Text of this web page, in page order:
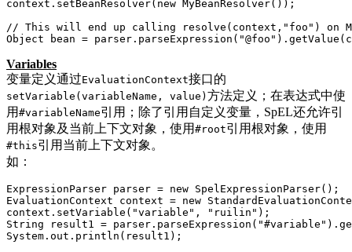
context.setBeanResolver(new MyBeanResolver());
// This will end up calling resolve(context,"foo") on
Object bean =
Variables
变量定义通过EvaluationContext接口的
setVariable(variableName, value) 方法定义；在表达式中使
用 #variableName引用；除了引用自定义变量，SpEL还允许引
用根对象及当前上下文对象，使用 #root引用根对象，使用
#this引用当前上下文对象。
如：
ExpressionParser parser = new SpelExpressionParser();
EvaluationContext context = new
context.setVariable("variable", "ruilin");
String result1 =
System.out.println(result1);